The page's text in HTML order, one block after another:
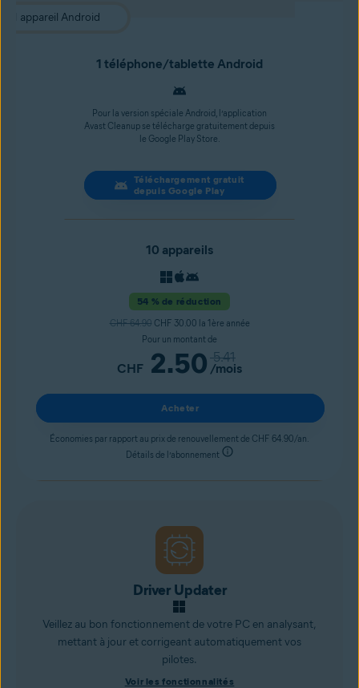
1 téléphone/tablette Android
Pour la version spéciale Android, l’application
Avast Cleanup se télécharge gratuitement depuis
le Google Play Store.
Téléchargement gratuit
depuis Google Play
10 appareils
54 % de réduction
CHF 64.90 CHF 30.00 la 1ère année
Pour un montant de
CHF 2.50 5.41
/mois
Acheter
Économies par rapport au prix de renouvellement de CHF 64.90/an.
Détails de l’abonnement
Driver Updater
Veillez au bon fonctionnement de votre PC en analysant,
mettant à jour et corrigeant automatiquement vos
pilotes.
Voir les fonctionnalités